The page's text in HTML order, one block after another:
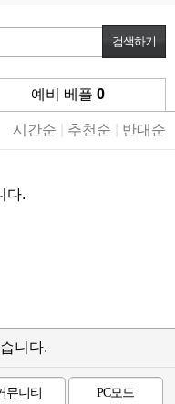
예비 베플 0
시간순 추천순 반대순
다.
니다.
뮤니티 PC모드